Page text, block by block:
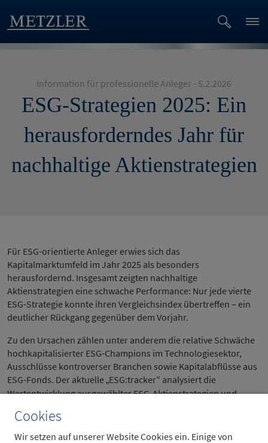
Cookies
Wir setzen auf unserer Website Cookies ein. Einige von
Information für professionelle Anleger - 5.2.2026
ESG-Strategien 2025: Ein
herausforderndes Jahr für
nachhaltige Aktienstrategien
Für ESG-orientierte Anleger erwies sich das
Kapitalmarktumfeld im Jahr 2025 als besonders
herausfordernd. Insgesamt zeigten nachhaltige
Aktienstrategien eine schwache Performance: Nur jede vierte
ESG-Strategie konnte ihren Vergleichsindex übertreffen – ein
deutlicher Rückgang gegenüber dem Vorjahr.
Zu den Ursachen zählen unter anderem die relative Schwäche
hochkapitalisierter ESG-Champions im Technologiesektor,
Ausschlüsse kontroverser Branchen sowie Kapitalabflüsse aus
ESG-Fonds. Der aktuelle„ESG:tracker" analysiert die
Wertentwicklung ausgewählter ESG-Aktienstrategien und